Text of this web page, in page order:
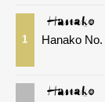
1 Hanako